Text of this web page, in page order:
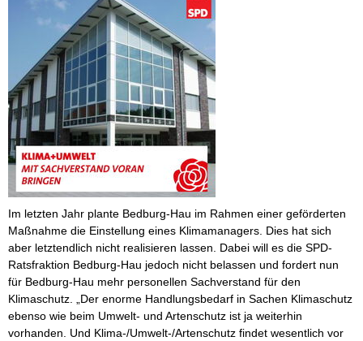
Im letzten Jahr plante Bedburg-Hau im Rahmen einer geförderten
Maßnahme die Einstellung eines Klimamanagers. Dies hat sich
aber letztendlich nicht realisieren lassen. Dabei will es die SPD-
Ratsfraktion Bedburg-Hau jedoch nicht belassen und fordert nun
für Bedburg-Hau mehr personellen Sachverstand für den
Klimaschutz. „Der enorme Handlungsbedarf in Sachen Klimaschutz
ebenso wie beim Umwelt- und Artenschutz ist ja weiterhin
vorhanden. Und Klima-/Umwelt-/Artenschutz findet wesentlich vor